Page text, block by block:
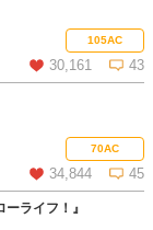
メントを見る105AC
30,161 43
メントを見る70AC
34,844 45
ライフ！』